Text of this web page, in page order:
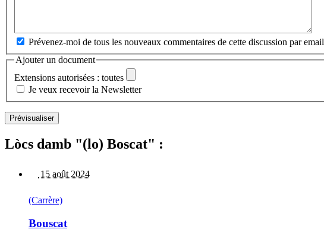
Prévenez-moi de tous les nouveaux commentaires de cette discussion par email
Ajouter un document
Extensions autorisées : toutes
Je veux recevoir la Newsletter
Lòcs damb "(lo) Boscat" :
15 août 2024
(Carrère)
Bouscat